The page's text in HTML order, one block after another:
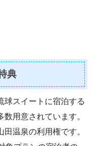
典
球スイートに宿泊する
用意されています。
温泉の利用権です。